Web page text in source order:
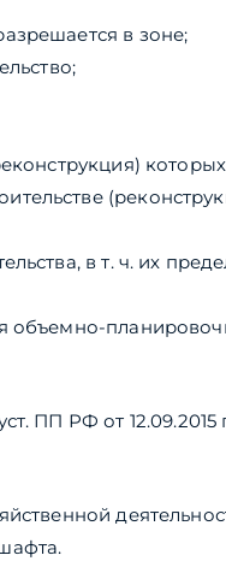
в зоне;
в т. ч. их
объемно-
ПП РФ от